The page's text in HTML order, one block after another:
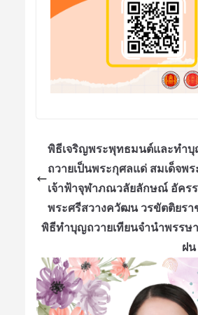
พิธีเจริญพระพุทธมนต์และทำบุ
ถวายเป็นพระกุศลแด่ สมเด็จพร
เจ้าฟ้าจุฬาภณวลัยลักษณ์ อัคร
พระศรีสวางควัฒน วรขัตติยรา
พิธีทำบุญถวายเทียนจำนำพรรษ
ฝน